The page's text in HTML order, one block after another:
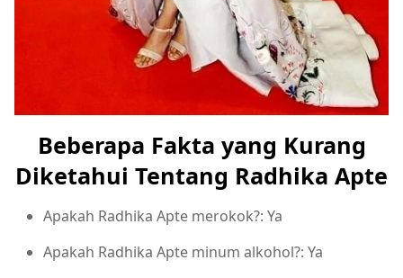
Beberapa Fakta yang Kurang
Diketahui Tentang Radhika Apte
Apakah Radhika Apte merokok?: Ya
Apakah Radhika Apte minum alkohol?: Ya